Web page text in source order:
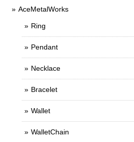
AceMetalWorks
Ring
Pendant
Necklace
Bracelet
Wallet
WalletChain